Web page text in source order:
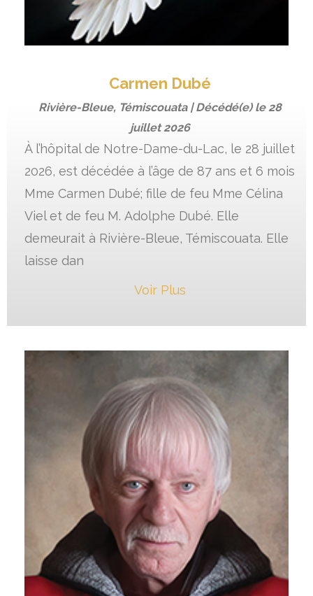
Carmen Dubé
Rivière-Bleue, Témiscouata | Décédé(e) le28
juillet 2026
À l’hôpital de Notre-Dame-du-Lac, le 28 juillet
2026, est décédée à l’âge de 87 ans et 6 mois
Mme Carmen Dubé; fille de feu Mme Célina
Viel et de feu M. Adolphe Dubé. Elle
demeurait à Rivière-Bleue, Témiscouata. Elle
laisse dan
Voir Plus